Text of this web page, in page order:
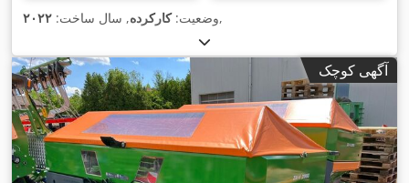
وضعیت:کارکرده, سال ساخت: ۲۰۲۲ ,
آگهی کوچک